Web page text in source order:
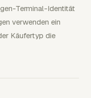
Terminal-Identität
verwenden ein
Käufertyp die